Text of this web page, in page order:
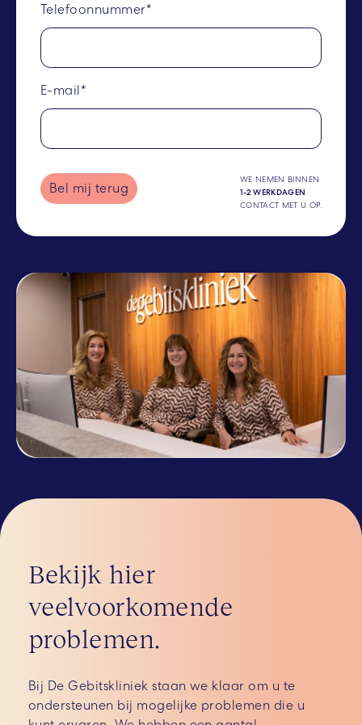
Telefoonnummer*
E-mail*
Bel mij terug
WE NEMEN BINNEN
1-2 WERKDAGEN
CONTACT MET U OP.
Bekijk hier
veelvoorkomende
problemen.
Bij De Gebitskliniek staan we klaar om u te
ondersteunen bij mogelijke problemen die u